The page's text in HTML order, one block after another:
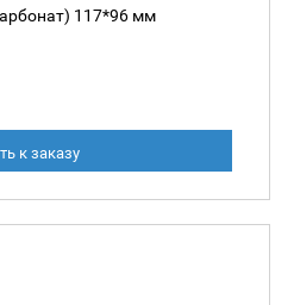
117*96 мм
к заказу